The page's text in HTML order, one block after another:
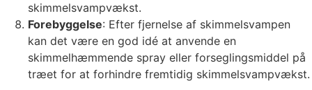
skimmelsvampvækst.
Forebyggelse: Efter fjernelse af skimmelsvampen
kan det være en god idé at anvende en
skimmelhæmmende spray eller forseglingsmiddel på
træet for at forhindre fremtidig skimmelsvampvækst.